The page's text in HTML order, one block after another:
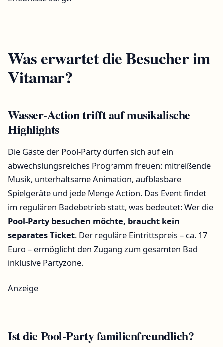
Was erwartet die Besucher im
Vitamar?
Wasser-Action trifft auf musikalische
Highlights
Die Gäste der Pool-Party dürfen sich auf ein
abwechslungsreiches Programm freuen: mitreißende
Musik, unterhaltsame Animation, aufblasbare
Spielgeräte und jede Menge Action. Das Event findet
im regulären Badebetrieb statt, was bedeutet: Wer die
Pool-Party besuchen möchte, braucht kein
separates Ticket. Der reguläre Eintrittspreis – ca. 17
Euro – ermöglicht den Zugang zum gesamten Bad
inklusive Partyzone.
Anzeige
Ist die Pool-Party familienfreundlich?